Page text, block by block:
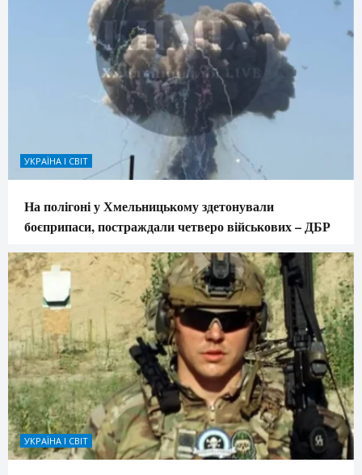
УКРАЇНА І СВІТ
На полігоні у Хмельницькому здетонували
боєприпаси, постраждали четверо військових – ДБР
УКРАЇНА І СВІТ